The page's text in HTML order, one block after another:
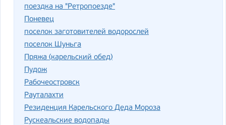
поездка на "Ретропоезде"
Поневец
поселок заготовителей водорослей
поселок Шуньга
Пряжа (карельский обед)
Пудож
Рабочеостровск
Рауталахти
Резиденция Карельского Деда Мороза
Рускеальские водопады